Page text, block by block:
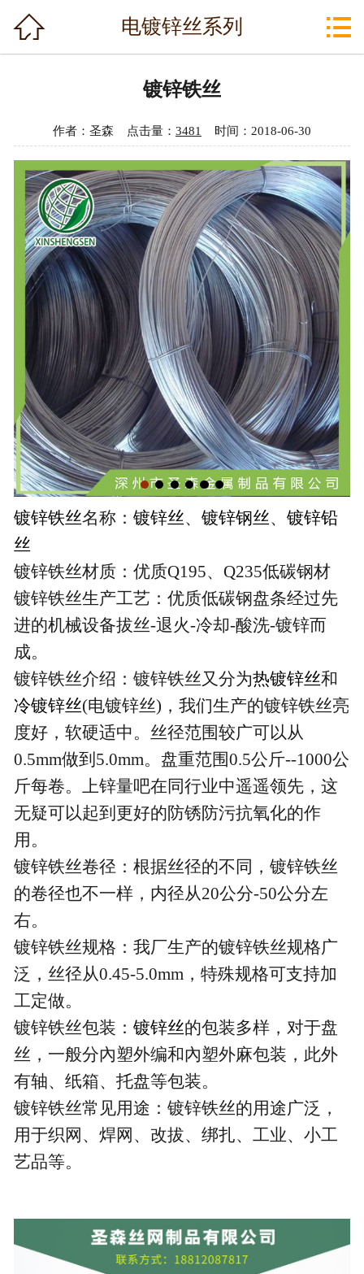
网站首页
新闻资讯
技术支持
公司相册
资质荣誉
常见问题
联系我们
 电镀锌丝系列 
镀锌铁丝
作者：圣森 点击量： 3481 时间：2018-06-30
镀锌铁丝名称： 镀锌丝、 镀锌钢丝、 镀锌铅
丝
镀锌铁丝材质：优质Q195、Q235低碳钢材
镀锌铁丝生产工艺：优质低碳钢盘条经过先
进的机械设备拔丝-退火-冷却-酸洗-镀锌而
成。
镀锌铁丝介绍：镀锌铁丝又分为热镀锌丝和
冷镀锌丝(电镀锌丝)，我们生产的镀锌铁丝亮
度好，软硬适中。丝径范围较广可以从
0.5mm做到5.0mm。盘重范围0.5公斤--1000公
斤每卷。上锌量吧在同行业中遥遥领先，这
无疑可以起到更好的防锈防污抗氧化的作
用。
镀锌铁丝卷径：根据丝径的不同，镀锌铁丝
的卷径也不一样，内径从20公分-50公分左
右。
镀锌铁丝规格：我厂生产的镀锌铁丝规格广
泛，丝径从0.45-5.0mm，特殊规格可支持加
工定做。
镀锌铁丝包装： 镀锌丝的包装多样，对于盘
丝，一般分內塑外编和內塑外麻包装，此外
有轴、纸箱、托盘等包装。
镀锌铁丝常见用途：镀锌铁丝的用途广泛，
用于织网、焊网、改拔、绑扎、工业、小工
艺品等。